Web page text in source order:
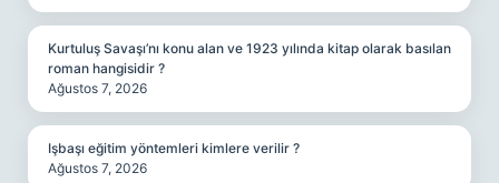
Kurtuluş Savaşı’nı konu alan ve 1923 yılında kitap olarak basılan
roman hangisidir ?
Ağustos 7, 2026
Işbaşı eğitim yöntemleri kimlere verilir ?
Ağustos 7, 2026